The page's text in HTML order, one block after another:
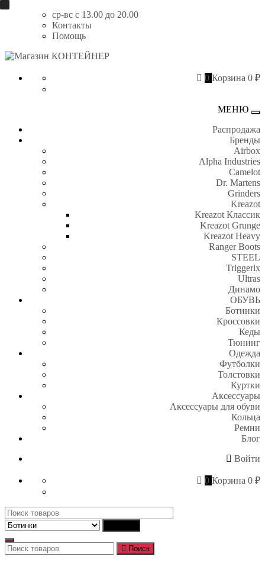
содержимому
ср-вс с 13.00 до 20.00
Контакты
Помощь
КОНТЕЙНЕР
0 Корзина 0 ₽
МЕНЮ
Распродажа
Бренды
Airbox
Alpha Industries
Camelot
Dr. Martens
Grinders
Kreazot
Kreazot Классик
Kreazot Grunge
Kreazot Heavy
Ranger Boots
STEEL
Triggerix
Ultras
Динамо
ОБУВЬ
Ботинки
Кроссовки
Кеды
Тюнинг
Одежда
Футболки
Толстовки
Куртки
Аксессуары
Аксессуары для обуви
Кольца
Ремни
Блог
Войти
0 Корзина 0 ₽
Поиск
для:
Поиск
для:
Поиск